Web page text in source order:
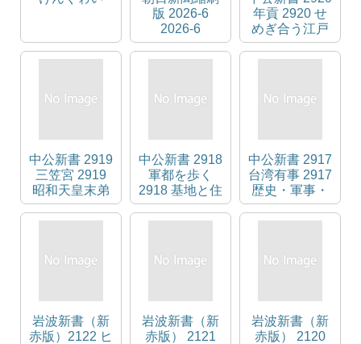
版 2026-6
2026-6
年貢 2920 せ
めぎ合う江戸
時代の領主と
百姓 中公新書
中公新書 2919
三笠宮 2919
昭和天皇末弟
の近現代史 中
公新書
中公新書 2918
軍都を歩く
2918 基地と住
民の地域生活
史 中公新書
中公新書 2917
台湾有事 2917
歴史・軍事・
安定のメカニ
ズム 中公新書
岩波新書（新
赤版）2122 ヒ
岩波新書（新
赤版） 2121
岩波新書（新
赤版） 2120